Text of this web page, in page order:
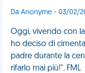
Da Anonyme - 03/02/
Oggi, vivendo con
ho deciso di
padre durante la
rifarlo mai più!". FML